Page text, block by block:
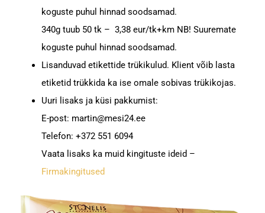
koguste puhul hinnad soodsamad.
340g tuub 50 tk – 3,38 eur/tk+km NB! Suuremate
koguste puhul hinnad soodsamad.
Lisanduvad etikettide trükikulud. Klient võib lasta
etiketid trükkida ka ise omale sobivas trükikojas.
Uuri lisaks ja küsi pakkumist:
E-post: martin@mesi24.ee
Telefon: +372 551 6094
Vaata lisaks ka muid kingituste ideid –
Firmakingitused